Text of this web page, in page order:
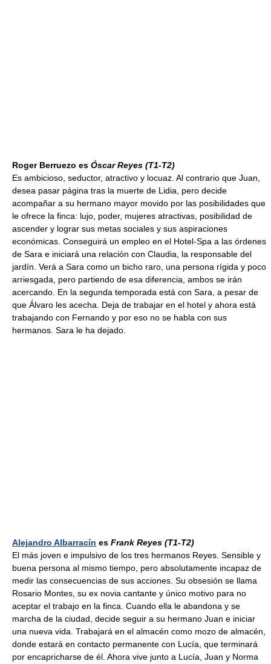
Roger Berruezo es Óscar Reyes (T1-T2)
Es ambicioso, seductor, atractivo y locuaz. Al contrario que Juan,
desea pasar página tras la muerte de Lidia, pero decide
acompañar a su hermano mayor movido por las posibilidades que
le ofrece la finca: lujo, poder, mujeres atractivas, posibilidad de
ascender y lograr sus metas sociales y sus aspiraciones
económicas. Conseguirá un empleo en el Hotel-Spa a las órdenes
de Sara e iniciará una relación con Claudia, la responsable del
jardín. Verá a Sara como un bicho raro, una persona rígida y poco
arriesgada, pero partiendo de esa diferencia, ambos se irán
acercando. En la segunda temporada está con Sara, a pesar de
que Álvaro les acecha. Deja de trabajar en el hotel y ahora está
trabajando con Fernando y por eso no se habla con sus
hermanos. Sara le ha dejado.
Alejandro Albarracín es Frank Reyes (T1-T2)
El más joven e impulsivo de los tres hermanos Reyes. Sensible y
buena persona al mismo tiempo, pero absolutamente incapaz de
medir las consecuencias de sus acciones. Su obsesión se llama
Rosario Montes, su ex novia cantante y único motivo para no
aceptar el trabajo en la finca. Cuando ella le abandona y se
marcha de la ciudad, decide seguir a su hermano Juan e iniciar
una nueva vida. Trabajará en el almacén como mozo de almacén,
donde estará en contacto permanente con Lucía, que terminará
por encapricharse de él. Ahora vive junto a Lucía, Juan y Norma